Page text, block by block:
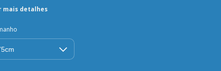
mais detalhes